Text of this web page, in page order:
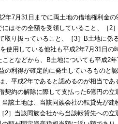
7月31日までに両土地の借地権利金の
はその全額を受領していること、［2
取り扱っていること、［3］B土地に係
使用している他社も平成2年7月31日の
となどから、B土地についても平成2
の利得が確定的に発生しているものと
平成2年であると認めるのが相当であ
約の解除に際して支払った6億円の立
該土地は、当該同族会社の転貸先が建
2］当該同族会社から当該転貸先への立